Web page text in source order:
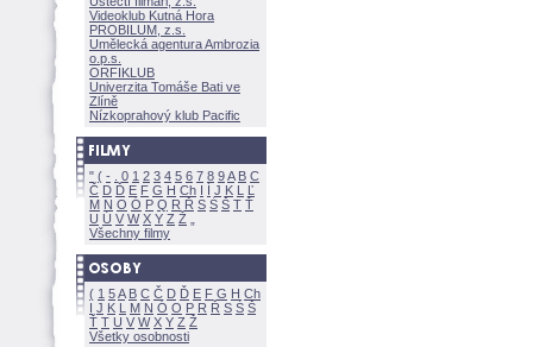
Videoklub Kutná Hora
PROBILUM, z.s.
Umělecká agentura Ambrozia
o.p.s.
ORFIKLUB
Univerzita Tomáše Bati ve
Zlíně
Nízkoprahový klub Pacific
" ( - 0 1 2 3 4 5 6 7 8 9A B C
Č D Ď E F G H Ch I Í J K L
Ľ
M N O Ó P Q R Ř S Ś T Ť
U Ú V W X Y Z
Všechny filmy
( 1 5A B C Č D Ď E F G H Ch
I J K L M N Ó O P R Ř S Ś
Ť T U V W X Y Z
Všetky osobnosti